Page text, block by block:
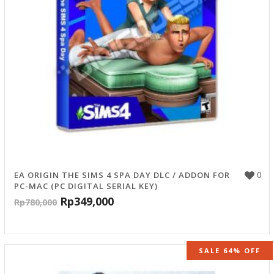
0
EA ORIGIN THE SIMS 4 SPA DAY DLC / ADDON FOR
PC-MAC (PC DIGITAL SERIAL KEY)
Rp780,000 Rp349,000
SALE 64% OFF